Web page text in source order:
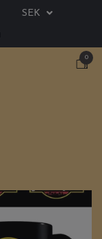
SEK
0